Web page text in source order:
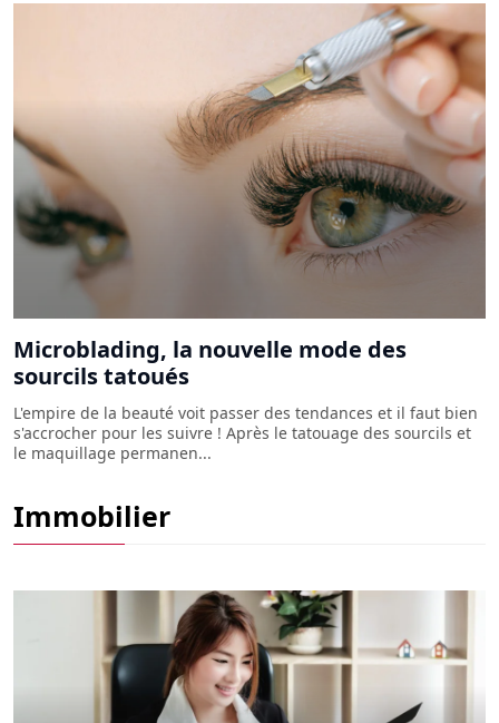
Microblading, la nouvelle mode des
sourcils tatoués
L'empire de la beauté voit passer des tendances et il faut bien
s'accrocher pour les suivre ! Après le tatouage des sourcils et
le maquillage permanen...
Immobilier
Le mandat immobilier : tout ce qu'il faut
savoir pour bien vendre !